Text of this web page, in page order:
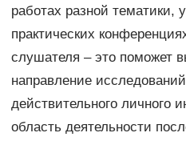
работах разной тематики,
практических
слушателя – это поможет
направление
действительного личного
область деятельности